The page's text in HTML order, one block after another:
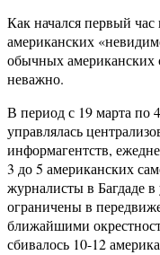
Как начался первый
американских
обычных американских
неважно.
В период с 19 марта по
управлялась
информагентств,
3 до 5 американских
журналисты в Багдаде
ограничены в
ближайшими
сбивалось 10-12